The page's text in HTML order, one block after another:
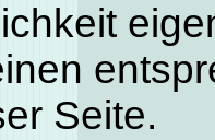
Seite.